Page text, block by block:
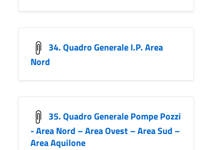
34. Quadro Generale I.P. Area
Nord
35. Quadro Generale Pompe Pozzi
- Area Nord – Area Ovest – Area Sud –
Area Aquilone